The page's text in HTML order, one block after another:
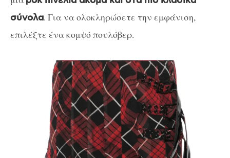
σύνολα. Για να ολοκληρώσετε την εμφάνιση,
επιλέξτε ένα κομψό πουλόβερ.